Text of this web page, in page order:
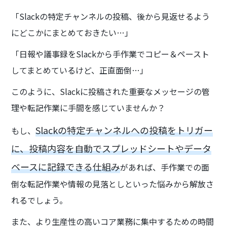
「Slackの特定チャンネルの投稿、後から見返せるよう
にどこかにまとめておきたい…」
「日報や議事録をSlackから手作業でコピー＆ペースト
してまとめているけど、正直面倒…」
このように、Slackに投稿された重要なメッセージの管
理や転記作業に手間を感じていませんか？
もし、Slackの特定チャンネルへの投稿をトリガー
に、投稿内容を自動でスプレッドシートやデータ
ベースに記録できる仕組みがあれば、手作業での面
倒な転記作業や情報の見落としといった悩みから解放さ
れるでしょう。
また、より生産性の高いコア業務に集中するための時間